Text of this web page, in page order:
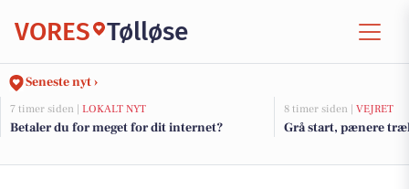
VORES Tølløse
Seneste nyt ›
7 timer siden | LOKALT NYT
Betaler du for meget for dit internet?
8 timer siden | VEJRET
Grå start, pænere